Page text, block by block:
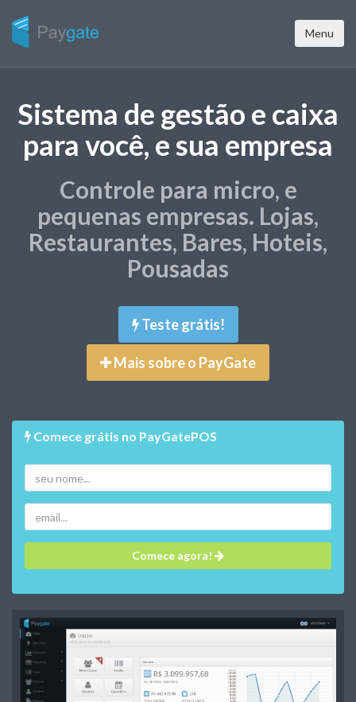
Menu
Sistema de gestão e caixa
para você, e sua empresa
Controle para micro, e
pequenas empresas. Lojas,
Restaurantes, Bares, Hoteis,
Pousadas
Teste grátis!
Mais sobre o PayGate
Comece grátis no PayGatePOS
Comece agora!